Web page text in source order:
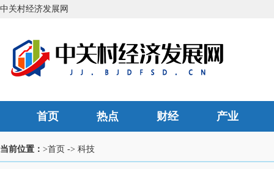
中关村经济发展网
首页 热点 财经 产业
当前位置： >首页 -> 科技